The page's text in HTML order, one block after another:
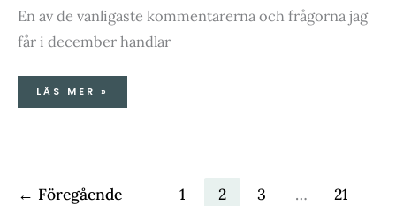
En av de vanligaste kommentarerna och frågorna jag
får i december handlar
LÄS MER »
← Föregående 1 2 3 …
21